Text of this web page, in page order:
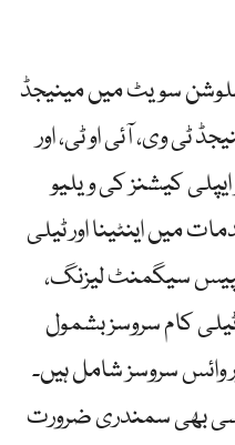
سویٹ میں مینیجڈ
ٹی وی، آئی او ٹی، اور
کیشنز کی ویلیو
میں اینٹینا اور ٹیلی
سیگمنٹ لیزنگ،
کام سروسز بشمول
وائس سروسز شامل ہیں۔
بھی سمندری ضرورت